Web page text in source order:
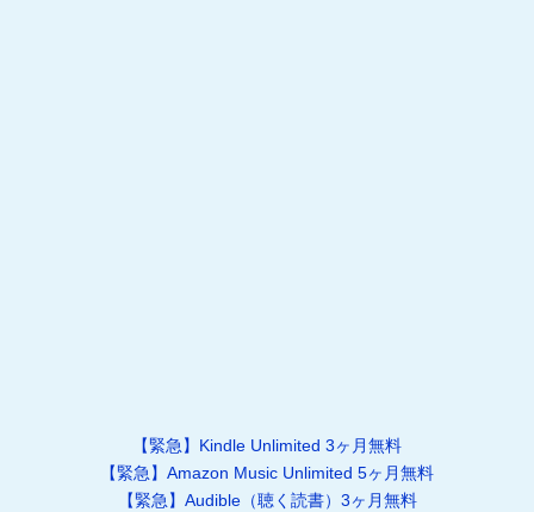
【緊急】Kindle Unlimited 3ヶ月無料
【緊急】Amazon Music Unlimited 5ヶ月無料
【緊急】Audible（聴く読書）3ヶ月無料